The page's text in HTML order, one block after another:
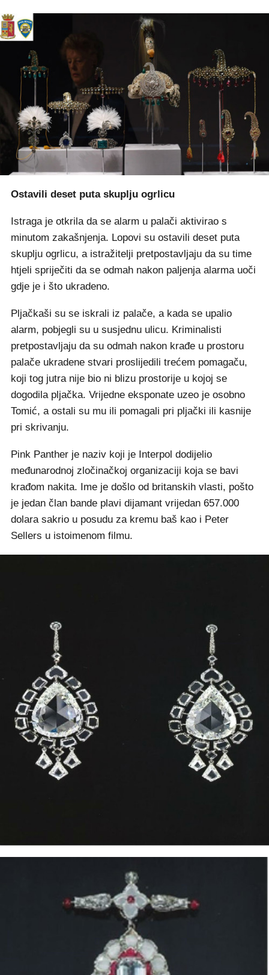
Ostavili deset puta skuplju ogrlicu
Istraga je otkrila da se alarm u palači aktivirao s
minutom zakašnjenja. Lopovi su ostavili deset puta
skuplju ogrlicu, a istražitelji pretpostavljaju da su time
htjeli spriječiti da se odmah nakon paljenja alarma uoči
gdje je i što ukradeno.
Pljačkaši su se iskrali iz palače, a kada se upalio
alarm, pobjegli su u susjednu ulicu. Kriminalisti
pretpostavljaju da su odmah nakon krađe u prostoru
palače ukradene stvari proslijedili trećem pomagaču,
koji tog jutra nije bio ni blizu prostorije u kojoj se
dogodila pljačka. Vrijedne eksponate uzeo je osobno
Tomić, a ostali su mu ili pomagali pri pljački ili kasnije
pri skrivanju.
Pink Panther je naziv koji je Interpol dodijelio
međunarodnoj zločinačkoj organizaciji koja se bavi
krađom nakita. Ime je došlo od britanskih vlasti, pošto
je jedan član bande plavi dijamant vrijedan 657.000
dolara sakrio u posudu za kremu baš kao i Peter
Sellers u istoimenom filmu.